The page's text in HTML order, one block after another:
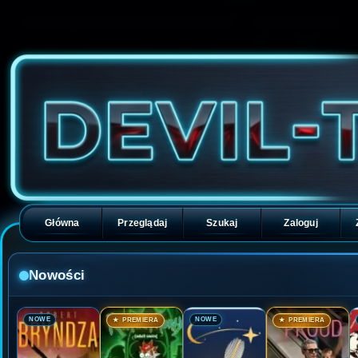
Główna Przeglądaj Szukaj Zaloguj
Nowości
🎬NOWE 🎬★ PREMIERA 🎬NOWE 🎬★ PREMIERA